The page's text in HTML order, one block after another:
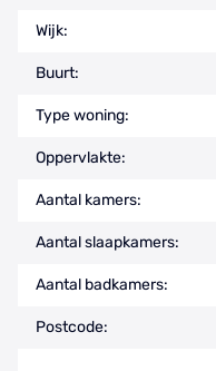
Wijk:
Buurt:
Type woning:
Oppervlakte:
Aantal kamers:
Aantal slaapkamers:
Aantal badkamers:
Postcode: